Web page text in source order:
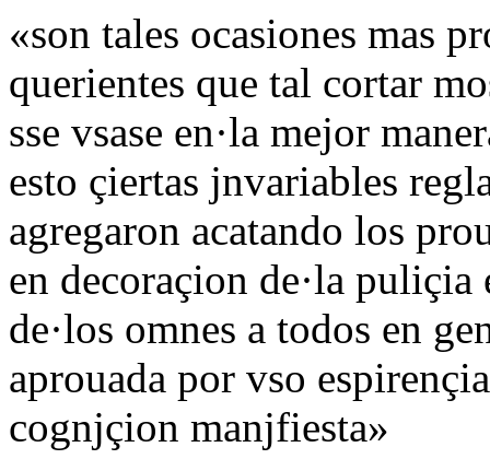
«son tales ocasiones mas
querientes que tal cortar
sse vsase en·la mejor
esto çiertas jnvariables
agregaron acatando los
en decoraçion de·la
de·los omnes a todos en
aprouada por vso
cognjçion manjfiesta»